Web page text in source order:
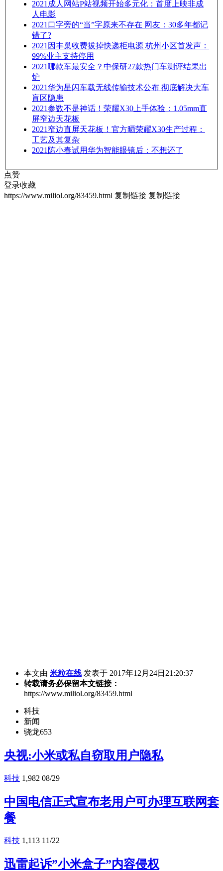
2021 成人网站P站视频开始多元化：首度上映非成
人电影
2021 口字旁的“当”字原来不存在 网友：30多年都记
错了?
2021 因丰巢收费拔掉快递柜电源 杭州小区首发声：
99%业主支持停用
2021 哪款车最安全？中保研27款热门车测评结果出
炉
2021华为星闪车载无线传输技术公布 彻底解决大车
盲区隐患
2021参数不是神话！荣耀X30上手体验：1.05mm直
屏窄边天花板
2021 窄边直屏天花板！官方晒荣耀X30生产过程：
工艺及其复杂
2021 陈小春试用华为智能眼镜后：不想还了
点赞
登录收藏
https://www.miliol.org/83459.html 复制链接 复制链接
本文由 米粒在线 发表于 2017年12月24日21:20:37
转载请务必保留本文链接：
https://www.miliol.org/83459.html
科技
新闻
骁龙653
央视:小米或私自窃取用户隐私
科技 1,982 08/29
中国电信正式宣布老用户可办理互联网套
餐
科技 1,113 11/22
迅雷起诉”小米盒子”内容侵权